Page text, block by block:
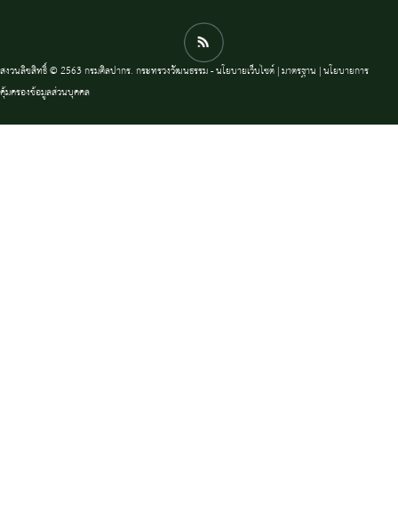
สงวนลิขสิทธิ์ © 2563 กรมศิลปากร. กระทรวงวัฒนธรรม -นโยบายเว็บไซต์|มาตรฐาน |นโยบายการ
คุ้มครองข้อมูลส่วนบุคคล